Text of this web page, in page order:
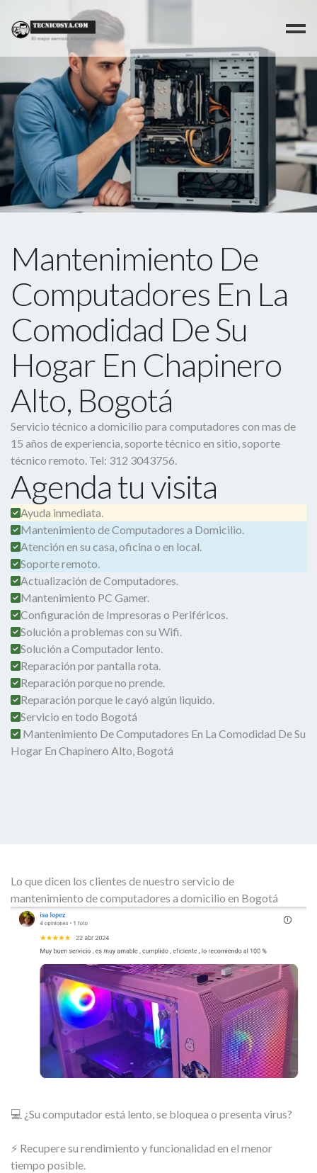
Mantenimiento De
Computadores En La
Comodidad De Su
Hogar En Chapinero
Alto, Bogotá
Servicio técnico a domicilio para computadores con mas de
15 años de experiencia, soporte técnico en sitio, soporte
técnico remoto. Tel: 312 3043756.
Agenda tu visita
Ayuda inmediata.
Mantenimiento de Computadores a Domicilio.
Atención en su casa, oficina o en local.
Soporte remoto.
Actualización de Computadores.
Mantenimiento PC Gamer.
Configuración de Impresoras o Periféricos.
Solución a problemas con su Wifi.
Solución a Computador lento.
Reparación por pantalla rota.
Reparación porque no prende.
Reparación porque le cayó algún liquido.
Servicio en todo Bogotá
Mantenimiento De Computadores En La Comodidad De Su
Hogar En Chapinero Alto, Bogotá
Lo que dicen los clientes de nuestro servicio de
mantenimiento de computadores a domicilio en Bogotá
💻 ¿Su computador está lento, se bloquea o presenta virus?
⚡ Recupere su rendimiento y funcionalidad en el menor
tiempo posible.